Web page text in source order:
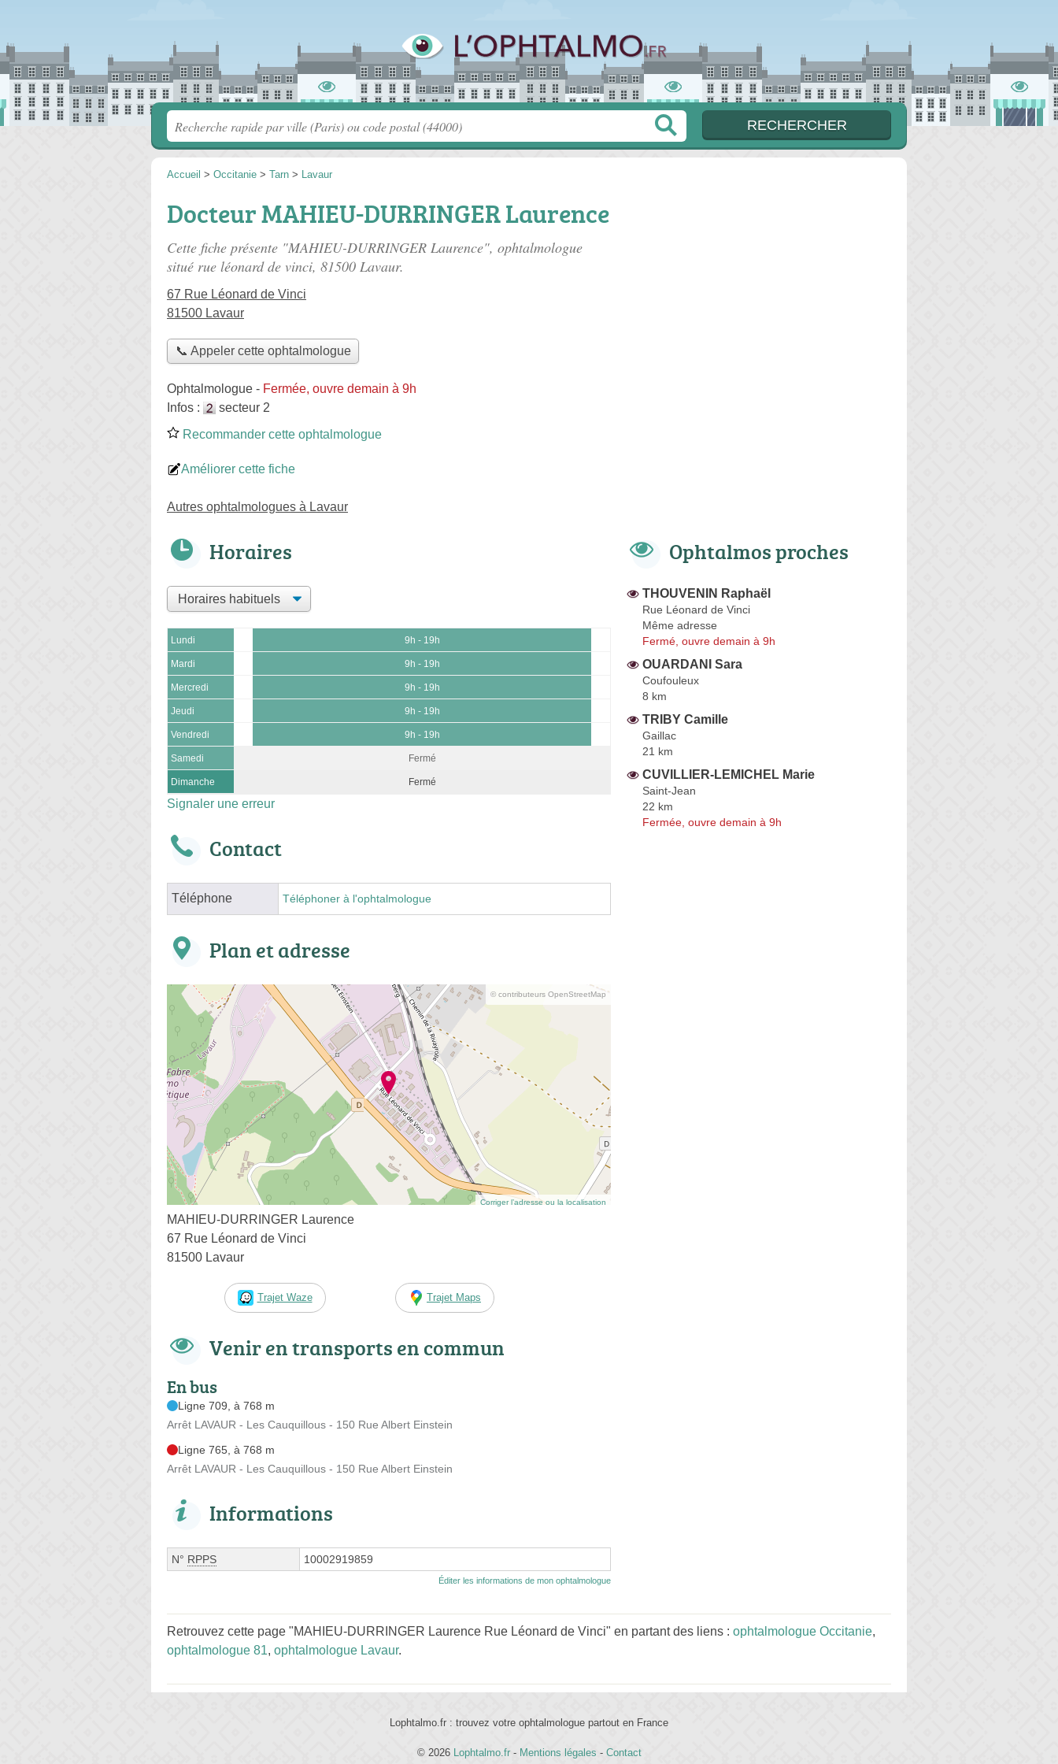
Accueil > Occitanie > Tarn > Lavaur
Docteur MAHIEU-DURRINGER Laurence
Cette fiche présente "MAHIEU-DURRINGER Laurence", ophtalmologue
situé rue léonard de vinci, 81500 Lavaur.
67 Rue Léonard de Vinci
81500 Lavaur
📞 Appeler cette ophtalmologue
Ophtalmologue - Fermée, ouvre demain à 9h
Infos :
secteur 2
Recommander cette ophtalmologue
Améliorer cette fiche
Autres ophtalmologues à Lavaur
Horaires
Lundi 9h - 19h
Mardi 9h - 19h
Mercredi 9h - 19h
Jeudi 9h - 19h
Vendredi 9h - 19h
Samedi Fermé
Dimanche Fermé
Signaler une erreur
Contact
Téléphone Téléphoner à l'ophtalmologue
Plan et adresse
© contributeurs OpenStreetMap
Corriger l’adresse ou la localisation
MAHIEU-DURRINGER Laurence
67 Rue Léonard de Vinci
81500 Lavaur
Trajet Waze Trajet Maps
Venir en transports en commun
En bus
Ligne 709, à 768 m
Arrêt LAVAUR - Les Cauquillous - 150 Rue Albert Einstein
Ligne 765, à 768 m
Arrêt LAVAUR - Les Cauquillous - 150 Rue Albert Einstein
Informations
N° RPPS 10002919859
Éditer les informations de mon ophtalmologue
Ophtalmos proches
THOUVENIN Raphaël
Rue Léonard de Vinci
Même adresse
Fermé, ouvre demain à 9h
OUARDANI Sara
Coufouleux
8 km
TRIBY Camille
Gaillac
21 km
CUVILLIER-LEMICHEL Marie
Saint-Jean
22 km
Fermée, ouvre demain à 9h
Retrouvez cette page "MAHIEU-DURRINGER Laurence Rue Léonard de Vinci" en partant des liens : ophtalmologue Occitanie,
ophtalmologue 81, ophtalmologue Lavaur.
Lophtalmo.fr : trouvez votre ophtalmologue partout en France
© 2026 Lophtalmo.fr - Mentions légales - Contact